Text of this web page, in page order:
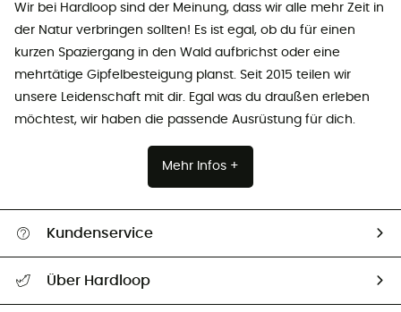
Wir bei Hardloop sind der Meinung, dass wir alle mehr Zeit in
der Natur verbringen sollten! Es ist egal, ob du für einen
kurzen Spaziergang in den Wald aufbrichst oder eine
mehrtätige Gipfelbesteigung planst. Seit 2015 teilen wir
unsere Leidenschaft mit dir. Egal was du draußen erleben
möchtest, wir haben die passende Ausrüstung für dich.
Mehr Infos +
Kundenservice
Über Hardloop